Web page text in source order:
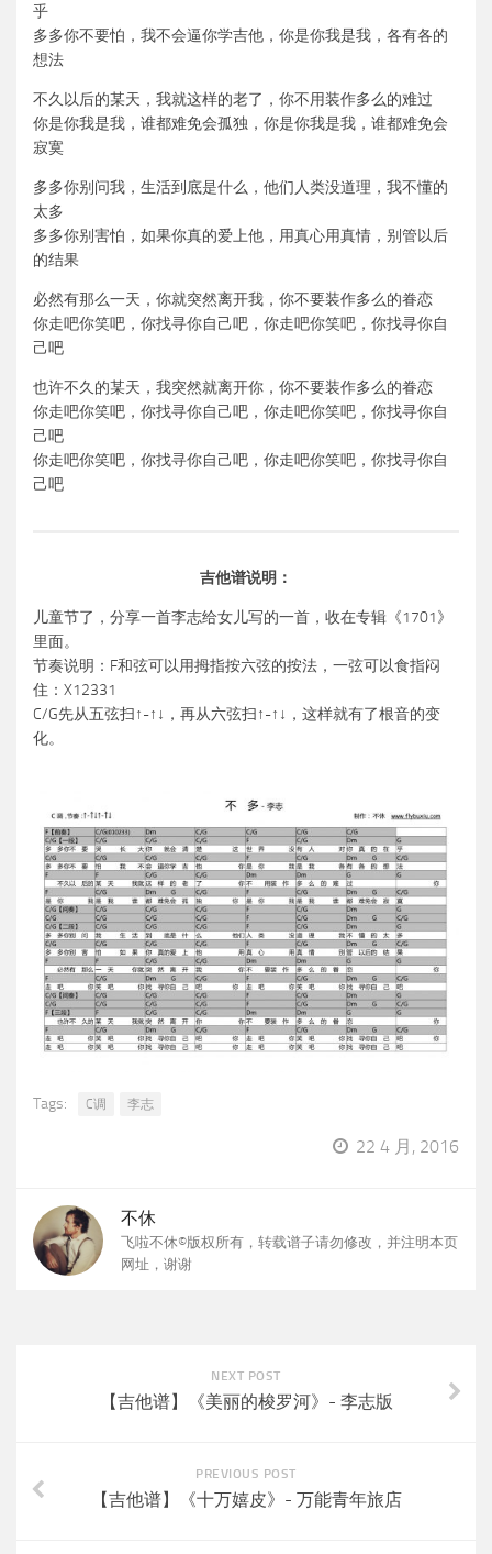
乎
多多你不要怕，我不会逼你学吉他，你是你我是我，各有各的
想法
不久以后的某天，我就这样的老了，你不用装作多么的难过
你是你我是我，谁都难免会孤独，你是你我是我，谁都难免会
寂寞
多多你别问我，生活到底是什么，他们人类没道理，我不懂的
太多
多多你别害怕，如果你真的爱上他，用真心用真情，别管以后
的结果
必然有那么一天，你就突然离开我，你不要装作多么的眷恋
你走吧你笑吧，你找寻你自己吧，你走吧你笑吧，你找寻你自
己吧
也许不久的某天，我突然就离开你，你不要装作多么的眷恋
你走吧你笑吧，你找寻你自己吧，你走吧你笑吧，你找寻你自
己吧
你走吧你笑吧，你找寻你自己吧，你走吧你笑吧，你找寻你自
己吧
吉他谱说明：
儿童节了，分享一首李志给女儿写的一首，收在专辑《1701》
里面。
节奏说明：F和弦可以用拇指按六弦的按法，一弦可以食指闷
住：X12331
C/G先从五弦扫↑-↑↓，再从六弦扫↑-↑↓，这样就有了根音的变
化。
Tags: C调 李志
22 4 月, 2016
不休
飞啦不休©版权所有，转载谱子请勿修改，并注明本页
网址，谢谢
NEXT POST
【吉他谱】《美丽的梭罗河》- 李志版
PREVIOUS POST
【吉他谱】《十万嬉皮》- 万能青年旅店